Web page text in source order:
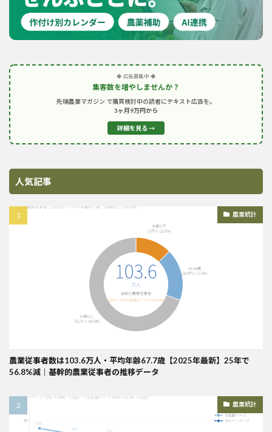
◆ 広告募集中 ◆
集客数を増やしませんか？
先端農業マガジン で購買検討中の読者にテキスト広告を。
3ヶ月9万円から
詳細を見る →
人気記事
農業統計
農業従事者数は103.6万人・平均年齢67.7歳【2025年最新】25年で
56.8%減｜基幹的農業従事者の推移データ
農業統計